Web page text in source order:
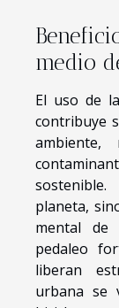
medio
El uso de
contribuye
planeta,
mental de
pedaleo
liberan
urbana se